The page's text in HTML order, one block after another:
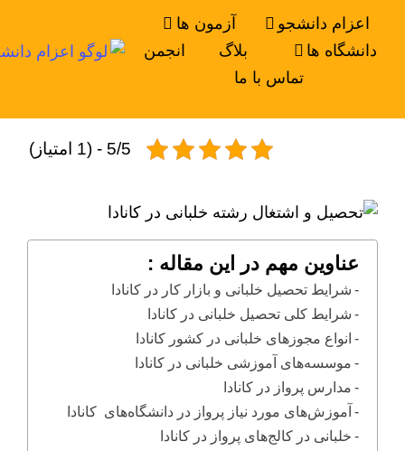
اعزام دانشجو
آزمون ها
دانشگاه ها
بلاگ
انجمن
تماس با ما
5/5 - (1 امتیاز)
عناوین مهم در این مقاله :
شرایط تحصیل خلبانی و بازار کار در کانادا
شرایط کلی تحصیل خلبانی در کانادا
انواع مجوزهای خلبانی در کشور کانادا
موسسه‌های آموزشی خلبانی در کانادا
مدارس پرواز در کانادا
آموزش‌های مورد نیاز پرواز در دانشگاه‌های کانادا
خلبانی در کالج‌های پرواز در کانادا